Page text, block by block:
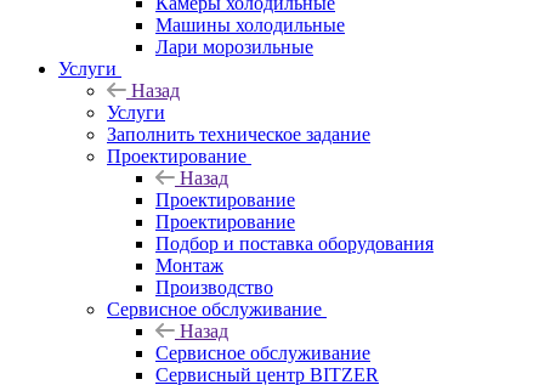
Машины холодильные
Лари морозильные
Услуги
Назад
Услуги
Заполнить техническое задание
Проектирование
Назад
Проектирование
Проектирование
Подбор и поставка оборудования
Монтаж
Производство
Сервисное обслуживание
Назад
Сервисное обслуживание
Сервисный центр BITZER